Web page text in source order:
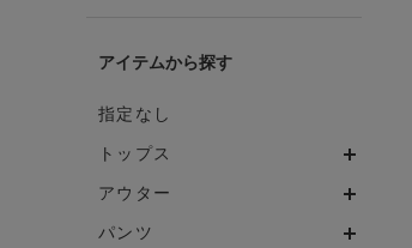
アイテム
指定なし
トップス
アウター
パンツ